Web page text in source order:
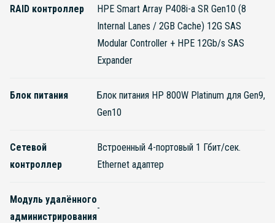
RAID контроллер
HPE Smart Array P408i-a SR Gen10 (8
Internal Lanes / 2GB Cache) 12G SAS
Modular Controller + HPE 12Gb/s SAS
Expander
Блок питания
Блок питания HP 800W Platinum для Gen9,
Gen10
Сетевой
контроллер
Встроенный 4-портовый 1 Гбит/сек.
Ethernet адаптер
Модуль удалённого
администрирования
-